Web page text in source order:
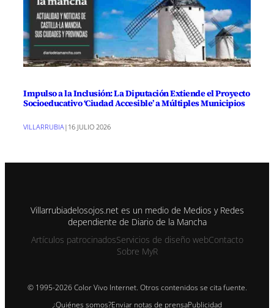
Impulso a la Inclusión: La Diputación Extiende el Proyecto
Socioeducativo ‘Ciudad Accesible’ a Múltiples Municipios
VILLARRUBIA | 16 JULIO 2026
Villarrubiadelosojos.net es un medio de Medios y Redes
dependiente de Diario de la Mancha
Artículos patrocinadosServicios de diseño webContacto
Sobre MyR
© 1995-2026 Color Vivo Internet. Otros contenidos se cita fuente.
¿Quiénes somos?Enviar notas de prensaPublicidad